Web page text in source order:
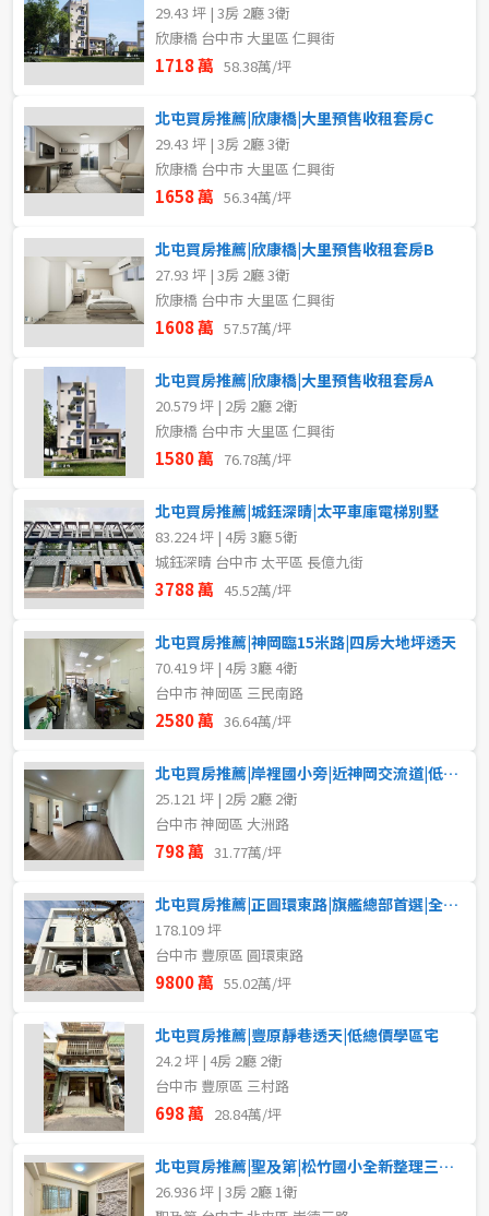
29.43 坪 | 3房 2廳 3衛
欣康橋 台中市 大里區 仁興街
1718 萬 58.38萬/坪
北屯買房推薦|欣康橋|大里預售收租套房C
29.43 坪 | 3房 2廳 3衛
欣康橋 台中市 大里區 仁興街
1658 萬 56.34萬/坪
北屯買房推薦|欣康橋|大里預售收租套房B
27.93 坪 | 3房 2廳 3衛
欣康橋 台中市 大里區 仁興街
1608 萬 57.57萬/坪
北屯買房推薦|欣康橋|大里預售收租套房A
20.579 坪 | 2房 2廳 2衛
欣康橋 台中市 大里區 仁興街
1580 萬 76.78萬/坪
北屯買房推薦|城鈺深晴|太平車庫電梯別墅
83.224 坪 | 4房 3廳 5衛
城鈺深晴 台中市 太平區 長億九街
3788 萬 45.52萬/坪
北屯買房推薦|神岡臨15米路|四房大地坪透天
70.419 坪 | 4房 3廳 4衛
台中市 神岡區 三民南路
2580 萬 36.64萬/坪
北屯買房推薦|岸裡國小旁|近神岡交流道|低總價電梯兩房
25.121 坪 | 2房 2廳 2衛
台中市 神岡區 大洲路
798 萬 31.77萬/坪
北屯買房推薦|正圓環東路|旗艦總部首選|全新完工獨棟店辦
178.109 坪
台中市 豐原區 圓環東路
9800 萬 55.02萬/坪
北屯買房推薦|豐原靜巷透天|低總價學區宅
24.2 坪 | 4房 2廳 2衛
台中市 豐原區 三村路
698 萬 28.84萬/坪
北屯買房推薦|聖及第|松竹國小全新整理三房車位
26.936 坪 | 3房 2廳 1衛